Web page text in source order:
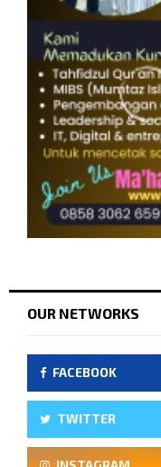
OUR NETWORKS
FACEBOOK
TWITTER